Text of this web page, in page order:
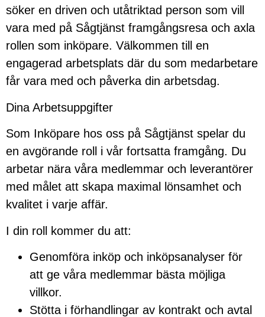
söker en driven och utåtriktad person som vill
vara med på Sågtjänst framgångsresa och axla
rollen som inköpare. Välkommen till en
engagerad arbetsplats där du som medarbetare
får vara med och påverka din arbetsdag.
Dina Arbetsuppgifter
Som Inköpare hos oss på Sågtjänst spelar du
en avgörande roll i vår fortsatta framgång. Du
arbetar nära våra medlemmar och leverantörer
med målet att skapa maximal lönsamhet och
kvalitet i varje affär.
I din roll kommer du att:
Genomföra inköp och inköpsanalyser för
att ge våra medlemmar bästa möjliga
villkor.
Stötta i förhandlingar av kontrakt och avtal